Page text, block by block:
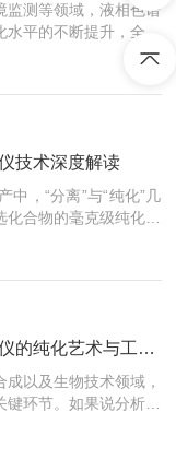
监测等领域，液相色谱
平的不断提升，全自
制部门的常用工具。这
采集与处理等功能，
程的重复性与效率。本
护等角度，对全自动
柱温箱、检测器以及
技术深度解读
，“分离”与“纯化”几
合物的毫克级纯化，
是生物制药中多肽、
纯化工具。制备液相
技术装备。与主要用于
型液相色谱仪的核心
模的不同，制...
从微克到克级的桥梁：半制备液相色谱仪的纯化艺术与工业价值
以及生物技术领域，
环节。如果说分析型
的组成与纯度，那么
则是连接实验室研究